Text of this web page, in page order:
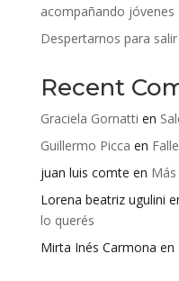
acompañando jóvenes
Despertarnos para
Recent
Graciela Gornatti en
Guillermo Picca en
juan luis comte en
Lorena beatriz ugulini
lo querés
Mirta Inés Carmona en